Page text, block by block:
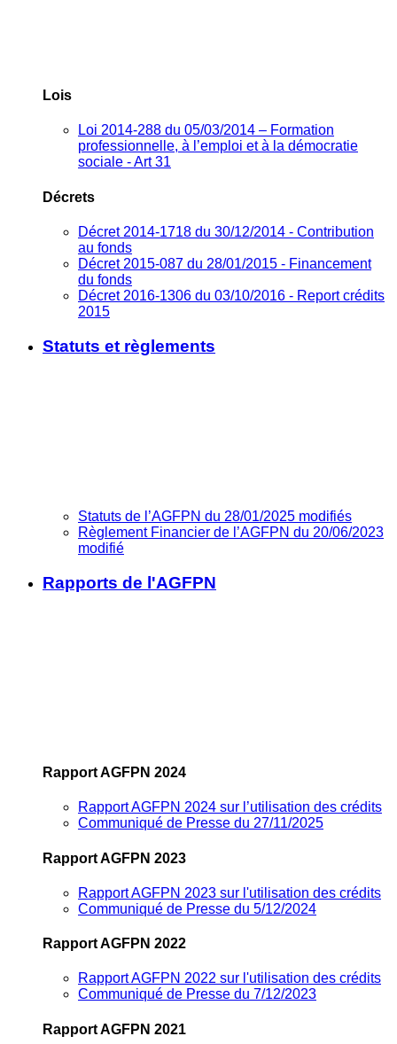
Lois
Loi 2014-288 du 05/03/2014 – Formation
professionnelle, à l’emploi et à la démocratie
sociale - Art 31
Décrets
Décret 2014-1718 du 30/12/2014 - Contribution
au fonds
Décret 2015-087 du 28/01/2015 - Financement
du fonds
Décret 2016-1306 du 03/10/2016 - Report crédits
2015
Statuts et règlements
Statuts de l’AGFPN du 28/01/2025 modifiés
Règlement Financier de l’AGFPN du 20/06/2023
modifié
Rapports de l'AGFPN
Rapport AGFPN 2024
Rapport AGFPN 2024 sur l’utilisation des crédits
Communiqué de Presse du 27/11/2025
Rapport AGFPN 2023
Rapport AGFPN 2023 sur l'utilisation des crédits
Communiqué de Presse du 5/12/2024
Rapport AGFPN 2022
Rapport AGFPN 2022 sur l'utilisation des crédits
Communiqué de Presse du 7/12/2023
Rapport AGFPN 2021